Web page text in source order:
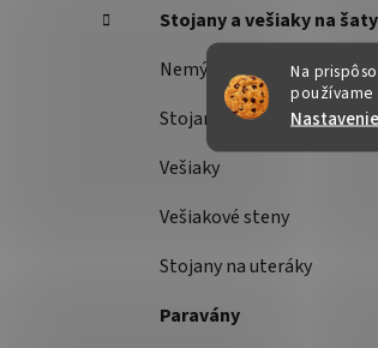
Na
používame
Nastavenie
Stojany a vešiaky na šaty
Nemý sluha
Stojany na šaty
Vešiaky
Vešiakové steny
Stojany na uteráky
Paravány